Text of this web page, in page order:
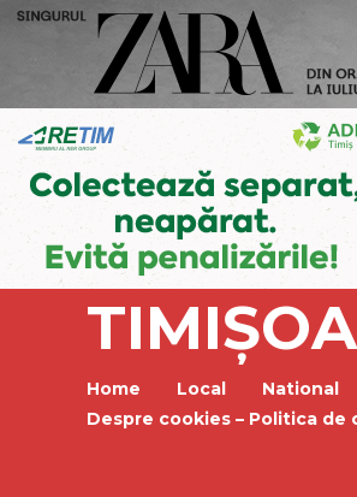
Home Local National
Despre cookies – Politica de